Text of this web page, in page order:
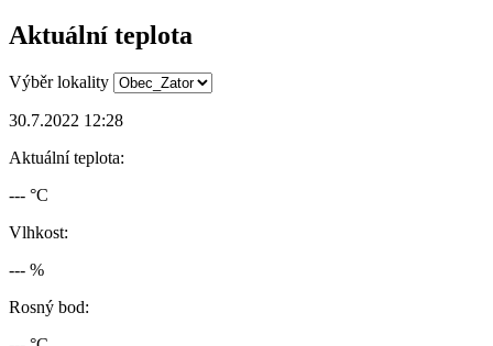
Aktuální teplota
Výběr lokality
30.7.2022 12:28
Aktuální teplota:
--- °C
Vlhkost:
--- %
Rosný bod: